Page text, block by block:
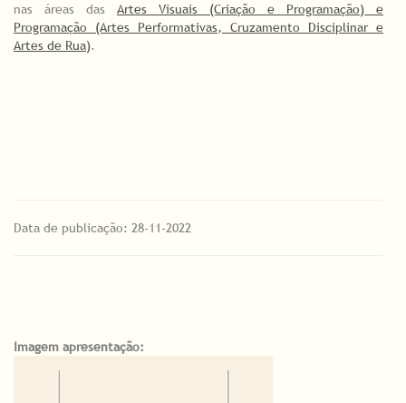
nas áreas das Artes Visuais (Criação e Programação) e
Programação (Artes Performativas, Cruzamento Disciplinar e
Artes de Rua).
Data de publicação: 28-11-2022
Imagem apresentação: